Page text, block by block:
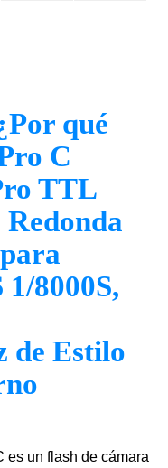
qué
C
TTL
8000S,
de Estilo
es un flash de cámara